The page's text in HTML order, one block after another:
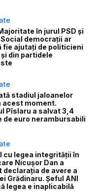
în jurul PSD și
Social democrații ar
fie ajutați de politicieni
și din partidele
stadiul jaloanelor
acest moment.
Pîslaru a salvat 3,4
de euro nerambursabili
cu legea integrității în
Nicușor Dan a
declarația de avere a
Grădinaru. Șeful ANI
legea e inaplicabilă